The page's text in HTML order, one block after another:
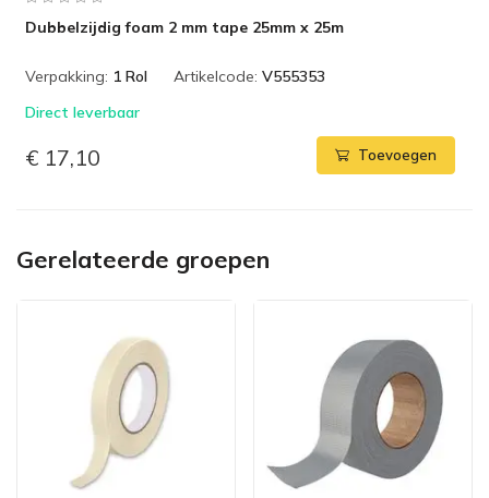
Dubbelzijdig foam 2 mm tape 25mm x 25m
Verpakking: 1 Rol Artikelcode: V555353
Direct leverbaar
€ 17,10 Toevoegen
Gerelateerde groepen